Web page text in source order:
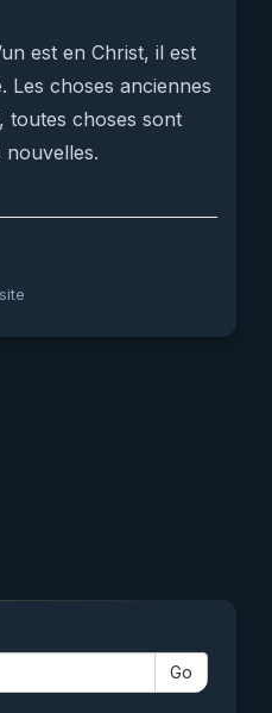
est en Christ, il est
Les choses anciennes
toutes choses sont
nouvelles.
Go